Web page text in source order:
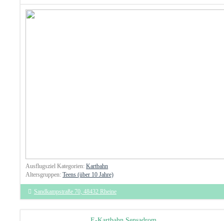
Ausflugsziel Kategorien:Kartbahn
Altersgruppen:Teens (über 10 Jahre)
Sandkampstraße 70, 48432 Rheine